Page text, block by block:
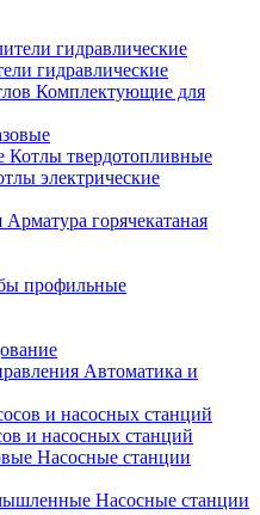
гидравлические
Комплектующие для
Котлы твердотопливные
электрические
Арматура горячекатаная
профильные
Автоматика и
и насосных станций
Насосные станции
Насосные станции